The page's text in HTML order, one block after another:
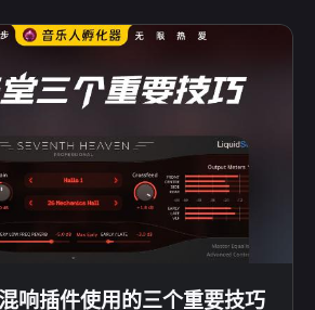
响插件使用的三个重要技巧